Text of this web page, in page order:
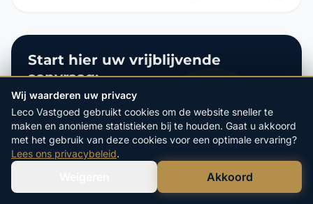
Start hier uw vrijblijvende
aanvraag:
4.9/5op Google
20+ Jaar Ervaring
100% Veilige Verkoop
Bel Ons Direct
Wij waarderen uw privacy
Leco Vastgoed gebruikt cookies om de website sneller te
maken en anonieme statistieken bij te houden. Gaat u akkoord
met het gebruik van deze cookies voor een optimale ervaring?
Lees ons privacybeleid.
Akkoord